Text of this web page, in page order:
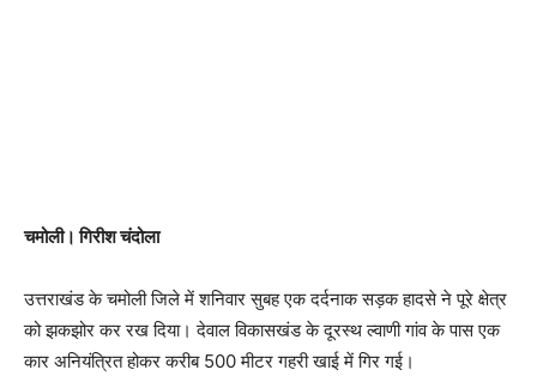
चमोली। गिरीश चंदोला
उत्तराखंड के चमोली जिले में शनिवार सुबह एक दर्दनाक सड़क हादसे ने पूरे क्षेत्र
को झकझोर कर रख दिया। देवाल विकासखंड के दूरस्थ ल्वाणी गांव के पास एक
कार अनियंत्रित होकर करीब 500 मीटर गहरी खाई में गिर गई।